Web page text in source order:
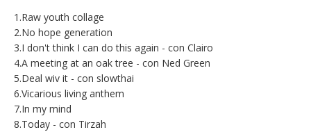
1.Raw youth collage
2.No hope generation
3.I don't think I can do this again - con Clairo
4.A meeting at an oak tree - con Ned Green
5.Deal wiv it - con slowthai
6.Vicarious living anthem
7.In my mind
8.Today - con Tirzah